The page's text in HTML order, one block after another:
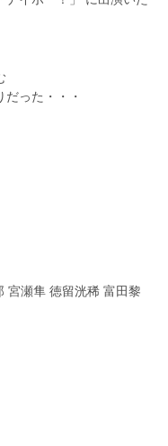
った・・・
宮瀬隼 徳留洸稀 富田黎